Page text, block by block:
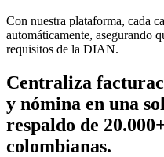
Con nuestra plataforma, cada
automáticamente, asegurando
requisitos de la DIAN.
Centraliza
y nómina en una
respaldo de
colombianas.